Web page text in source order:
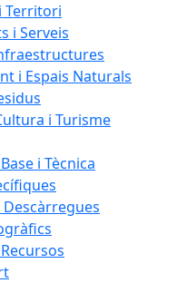
Territori
i Serveis
i Espais Naturals
i Turisme
i Tècnica